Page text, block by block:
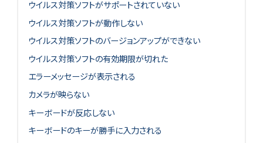
ウイルス対策ソフトがサポートされていない
ウイルス対策ソフトが動作しない
ウイルス対策ソフトのバージョンアップができない
ウイルス対策ソフトの有効期限が切れた
エラーメッセージが表示される
カメラが映らない
キーボードが反応しない
キーボードのキーが勝手に入力される